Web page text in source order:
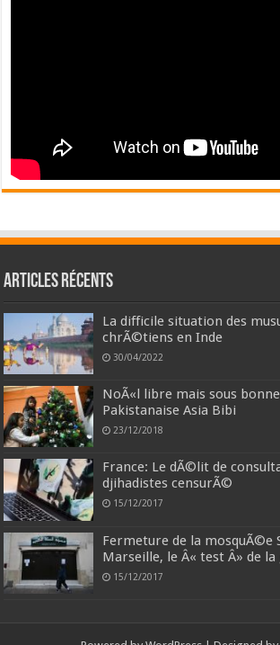
Articles récents
La difficile situation des
chrÃ©tiens en Inde
30/04/2022
NoÃ«l libre mais sous
Pakistanaise Asia Bibi
23/12/2018
France: Le dÃ©lit de
djihadistes censurÃ©
15/12/2017
Fermeture de la mosquÃ©e
Marseille, le Â« test Â» de
15/12/2017